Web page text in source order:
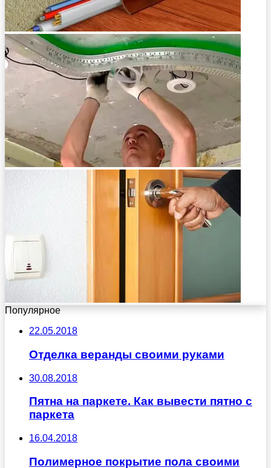
Популярное
22.05.2018
Отделка веранды своими руками
30.08.2018
Пятна на паркете. Как вывести пятно с
паркета
16.04.2018
Полимерное покрытие пола своими